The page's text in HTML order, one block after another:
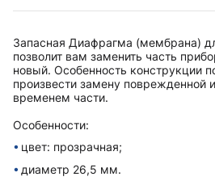
Запасная Диафрагма (мембрана)
позволит вам заменить часть
новый. Особенность конструкции
произвести замену поврежденной
временем части.
Особенности:
цвет: прозрачная;
диаметр 26,5 мм.